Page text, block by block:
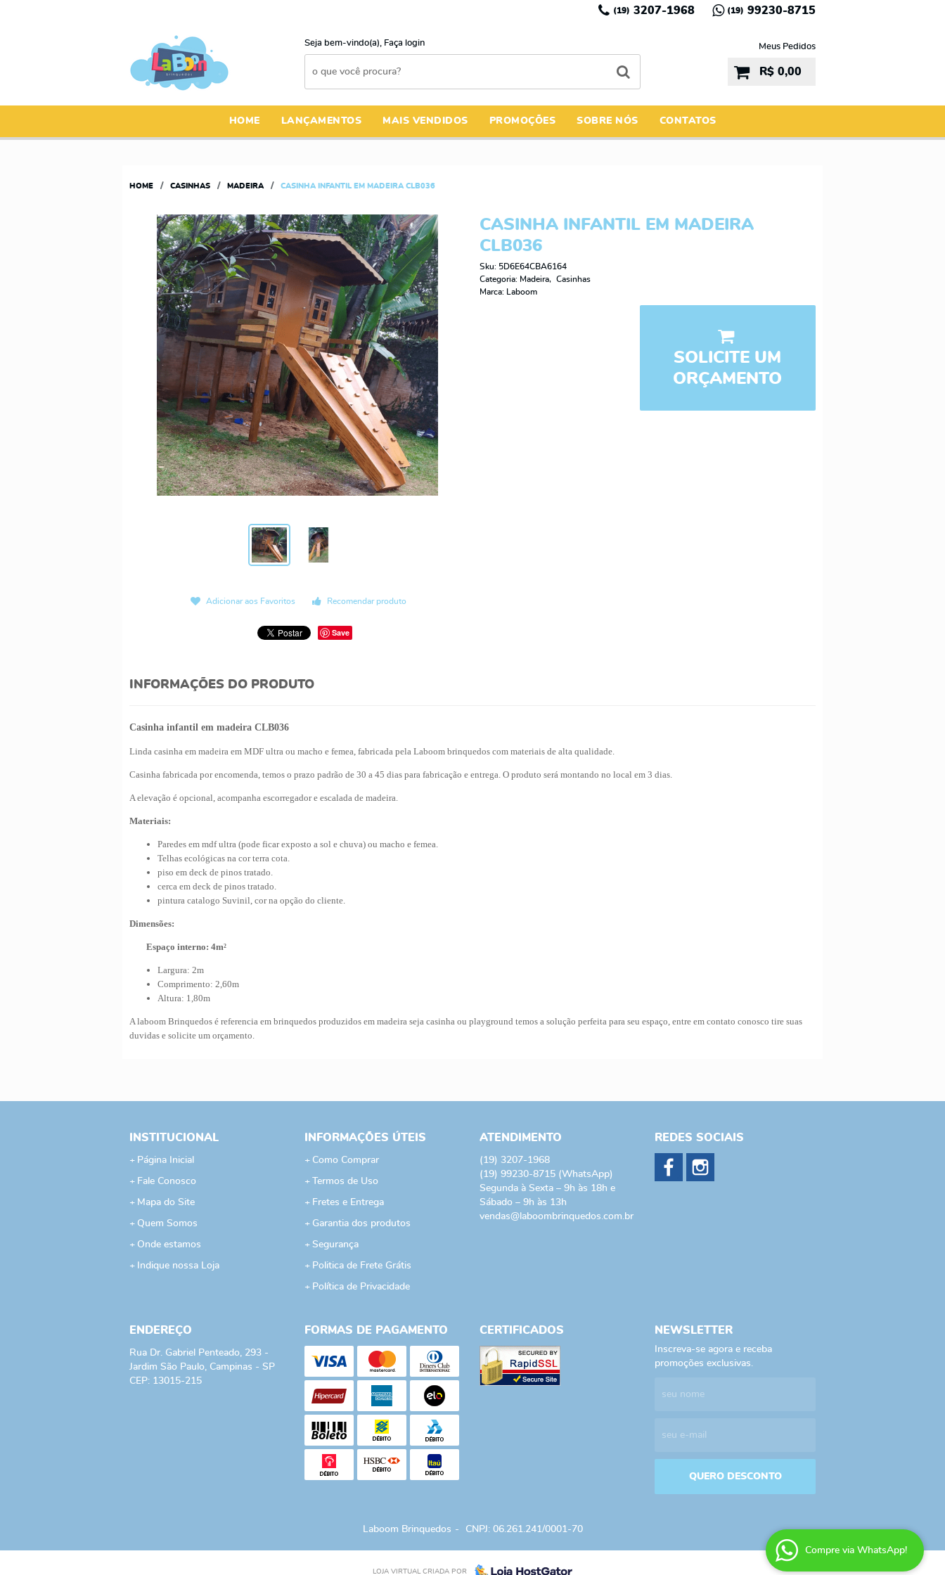
(19) 3207-1968 (19) 99230-8715
Seja bem-vindo(a), Faça login Meus Pedidos
R$ 0,00
HOME LANÇAMENTOS MAIS VENDIDOS PROMOÇÕES SOBRE NÓS CONTATOS
HOME CASINHAS MADEIRA CASINHA INFANTIL EM MADEIRA CLB036
Adicionar aos Favoritos Recomendar produto
Save
CASINHA INFANTIL EM MADEIRA
CLB036
Sku: 5D6E64CBA6164
Categoria: Madeira
Casinhas
Marca: Laboom
SOLICITE UM
ORÇAMENTO
INFORMAÇÕES DO PRODUTO
Casinha infantil em madeira CLB036
Linda casinha em madeira em MDF ultra ou macho e femea, fabricada pela Laboom brinquedos com materiais de alta qualidade.
Casinha fabricada por encomenda, temos o prazo padrão de 30 a 45 dias para fabricação e entrega. O produto será montando no local em 3 dias.
A elevação é opcional, acompanha escorregador e escalada de madeira.
Materiais:
Paredes em mdf ultra (pode ficar exposto a sol e chuva) ou macho e femea.
Telhas ecológicas na cor terra cota.
piso em deck de pinos tratado.
cerca em deck de pinos tratado.
pintura catalogo Suvinil, cor na opção do cliente.
Dimensões:
Espaço interno: 4m²
Largura: 2m
Comprimento: 2,60m
Altura: 1,80m
A laboom Brinquedos é referencia em brinquedos produzidos em madeira seja casinha ou playground temos a solução perfeita para seu espaço, entre em contato conosco tire suas
duvidas e solicite um orçamento.
INSTITUCIONAL
Página Inicial
Fale Conosco
Mapa do Site
Quem Somos
Onde estamos
Indique nossa Loja
INFORMAÇÕES ÚTEIS
Como Comprar
Termos de Uso
Fretes e Entrega
Garantia dos produtos
Segurança
Politica de Frete Grátis
Política de Privacidade
ATENDIMENTO
(19) 3207-1968
(19) 99230-8715 (WhatsApp)
Segunda à Sexta – 9h às 18h e
Sábado – 9h às 13h
vendas@laboombrinquedos.com.br
REDES SOCIAIS
ENDEREÇO
Rua Dr. Gabriel Penteado, 293 -
Jardim São Paulo, Campinas - SP
CEP: 13015-215
FORMAS DE PAGAMENTO CERTIFICADOS NEWSLETTER
Inscreva-se agora e receba
promoções exclusivas.
QUERO DESCONTO
Laboom Brinquedos CNPJ: 06.261.241/0001-70
LOJA VIRTUAL CRIADA POR
Compre via WhatsApp!